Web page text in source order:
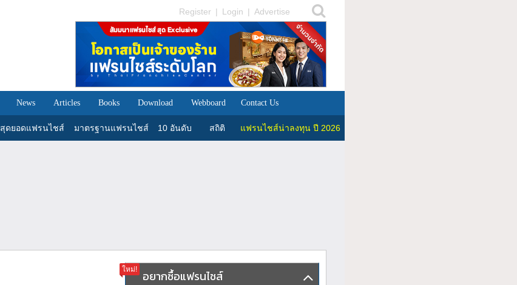
Register | Login | Advertise
News Articles Books Download Webboard Contact Us
สุดยอดแฟรนไชส์ มาตรฐานแฟรนไชส์ 10 อันดับ สถิติ แฟรนไชส์น่าลงทุน ปี 2026
ใหม่! อยากซื้อแฟรนไชส์